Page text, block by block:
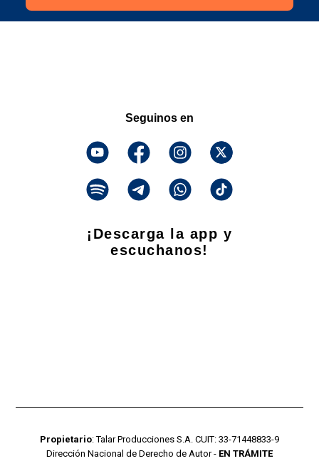
Seguinos en
¡Descarga la app y
escuchanos!
Propietario: Talar Producciones S.A. CUIT: 33-71448833-9
Dirección Nacional de Derecho de Autor - EN TRÁMITE